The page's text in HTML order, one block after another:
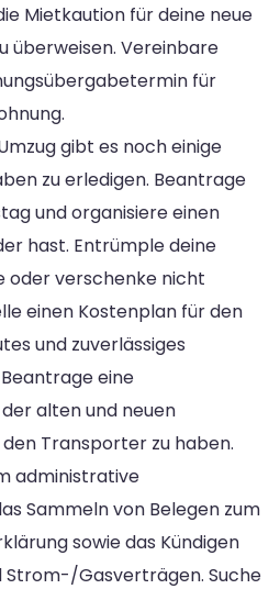
Mietkaution für deine neue
überweisen. Vereinbare
für
gibt es noch einige
zu erledigen. Beantrage
und organisiere einen
hast. Entrümple deine
oder verschenke nicht
einen Kostenplan für den
und zuverlässiges
eine
alten und neuen
Transporter zu haben.
administrative
Sammeln von Belegen zum
sowie das Kündigen
Strom-/Gasverträgen. Suche